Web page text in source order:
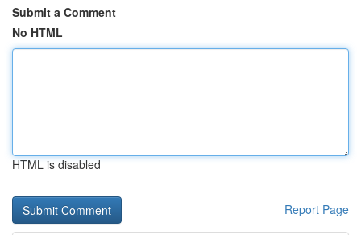
Submit a Comment
No HTML
HTML is disabled
Report Page